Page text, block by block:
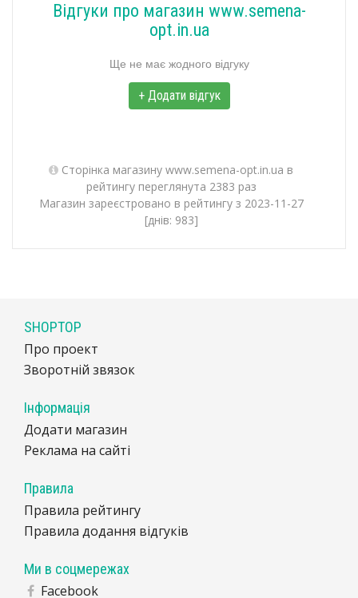
Відгуки про магазин www.semena-
opt.in.ua
Ще не має жодного відгуку
+ Додати відгук
Сторінка магазину www.semena-opt.in.ua в
рейтингу переглянута 2383 раз
Магазин зареєстровано в рейтингу з 2023-11-27
[днів: 983]
SHOPTOP
Про проект
Зворотній звязок
Інформація
Додати магазин
Реклама на сайті
Правила
Правила рейтингу
Правила додання відгуків
Ми в соцмережах
Facebook